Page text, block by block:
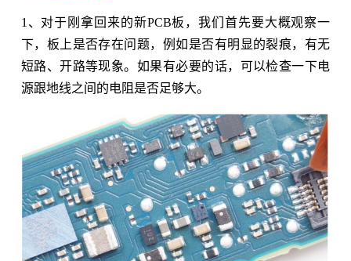
1、对于刚拿回来的新PCB板，我们首先要大概观察一
下，板上是否存在问题，例如是否有明显的裂痕，有无
短路、开路等现象。如果有必要的话，可以检查一下电
源跟地线之间的电阻是否足够大。